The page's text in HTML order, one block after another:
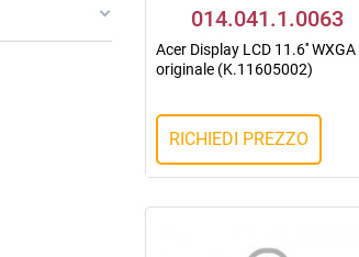
014.041.1.0063
Acer Display LCD 11.6'' WXGA
originale (K.11605002)
RICHIEDI PREZZO